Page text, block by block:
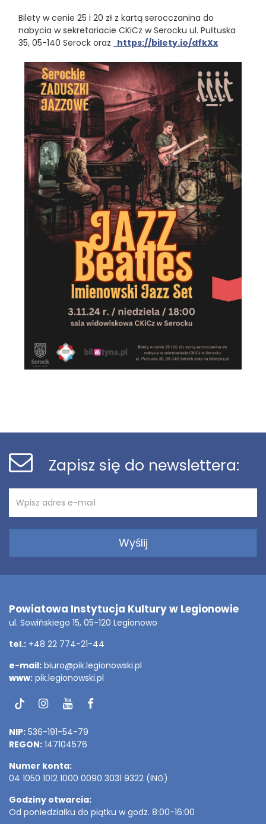
Bilety w cenie 25 i 20 zł z kartą serocczanina do
nabycia w sekretariacie CKiCz w Serocku ul. Pułtuska
35, 05-140 Serock oraz https://bilety.io/dfkXx
Zapisz się do newslettera:
Newsletter
e-
mail:
Powiatowa Instytucja Kultury w Legionowie
ul. Sowińskiego 15, 05-120 Legionowo
tel.: +48 22 774-21-44
e-mail: biuro@pik.legionowski.pl
www: pik.legionowski.pl
Tik-
Instagram
Youtube
Facebook
NIP: 536-191-54-79
REGON: 147104576
Numer konta:
04 1050 1012 1000 0090 3031 9322 (ING)
Godziny otwarcia:
Od poniedziałku do piątku w godz. 8:00-16:00